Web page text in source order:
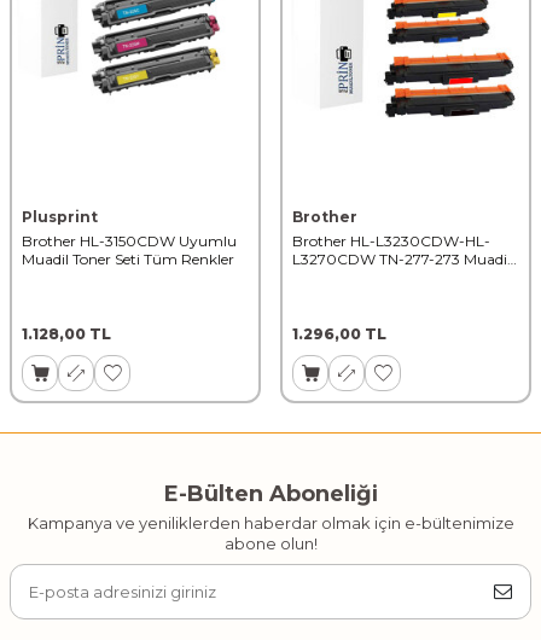
Plusprint
Brother HL-3150CDW Uyumlu
Muadil Toner Seti Tüm Renkler
1.128,00 TL
Brother
Brother HL-L3230CDW-HL-
L3270CDW TN-277-273 Muadil
1.296,00 TL
E-Bülten Aboneliği
Kampanya ve yeniliklerden haberdar olmak için e-bültenimize
abone olun!